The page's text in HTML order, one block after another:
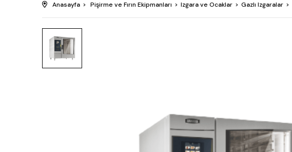
Anasayfa Pişirme ve Fırın Ekipmanları Izgara ve Ocaklar Gazlı Izgaralar